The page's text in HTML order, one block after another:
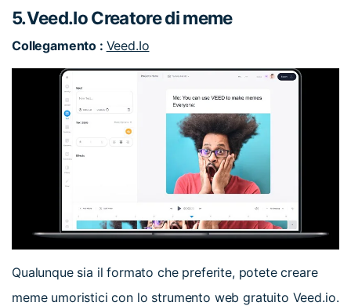
5.Veed.Io Creatore di meme
Collegamento : Veed.Io
Qualunque sia il formato che preferite, potete creare
meme umoristici con lo strumento web gratuito Veed.io.